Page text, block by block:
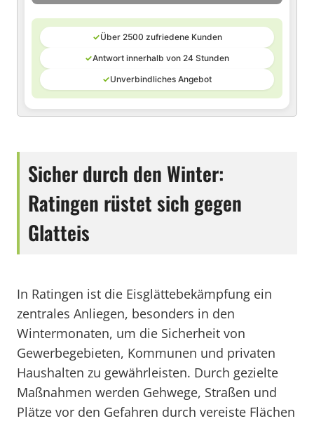
✓Über 2500 zufriedene Kunden
✓Antwort innerhalb von 24 Stunden
✓Unverbindliches Angebot
Sicher durch den Winter:
Ratingen rüstet sich gegen
Glatteis
In Ratingen ist die Eisglättebekämpfung ein
zentrales Anliegen, besonders in den
Wintermonaten, um die Sicherheit von
Gewerbegebieten, Kommunen und privaten
Haushalten zu gewährleisten. Durch gezielte
Maßnahmen werden Gehwege, Straßen und
Plätze vor den Gefahren durch vereiste Flächen